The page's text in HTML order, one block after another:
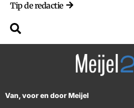
Tip de redactie
Van, voor en door Meijel